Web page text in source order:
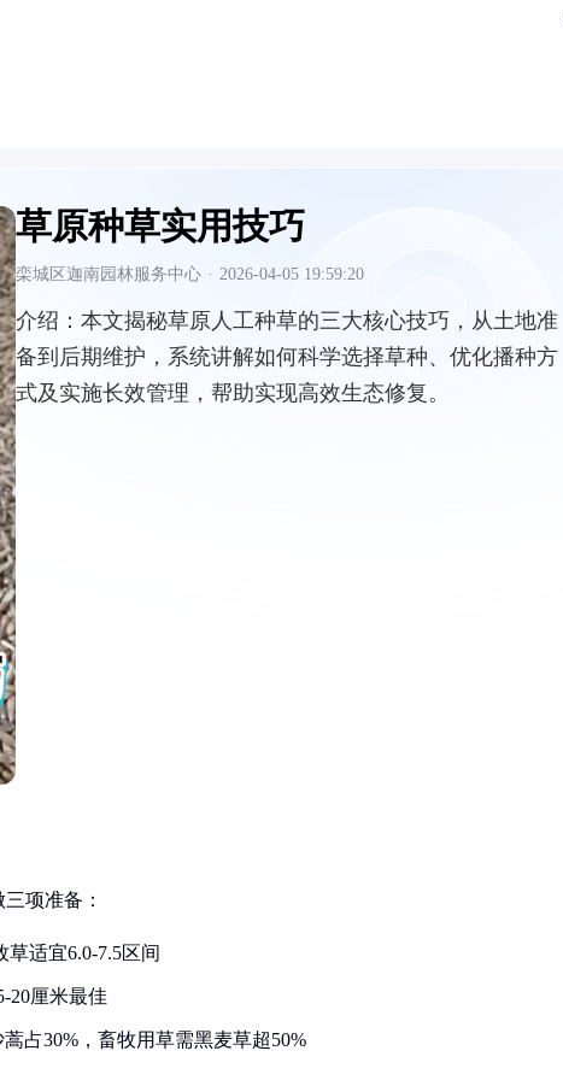
草原种草实用技巧
栾城区迦南园林服务中心 · 2026-04-05 19:59:20
介绍： 本文揭秘草原人工种草的三大核心技巧，从土地准
备到后期维护，系统讲解如何科学选择草种、优化播种方
式及实施长效管理，帮助实现高效生态修复。
项准备：
适宜6.0-7.5区间
20厘米最佳
占30%，畜牧用草需黑麦草超50%